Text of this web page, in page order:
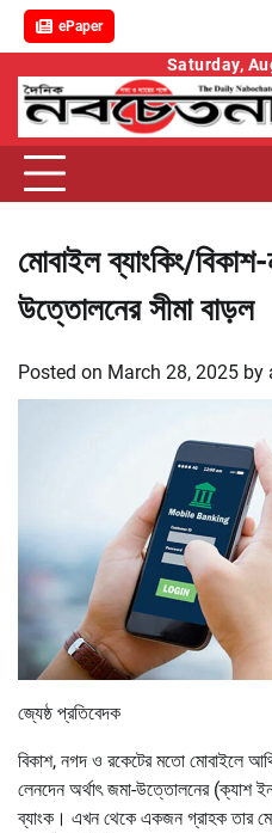
ePaper
content
Saturday,
মোবাইল ব্যাংকিং/
উত্তোলনের সীমা বাড়ল
Posted on March 28, 2025 by
জ্যেষ্ঠ প্রতিবেদক
বিকাশ, নগদ ও রকেটের মতো মোবাইলে
লেনদেন অর্থাৎ জমা-উত্তোলনের (ক্যাশ
ব্যাংক। এখন থেকে একজন গ্রাহক তার